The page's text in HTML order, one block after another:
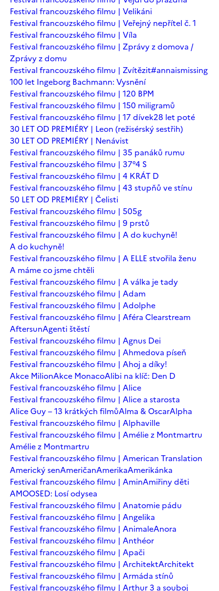
Festival francouzského filmu | Velikáni
Festival francouzského filmu | Veřejný nepřítel č. 1
Festival francouzského filmu | Víla
Festival francouzského filmu | Zprávy z domova /
Zprávy z domu
Festival francouzského filmu | Zvítězit#annaismissing
100 let Ingeborg Bachmann: Vysnění
Festival francouzského filmu | 120 BPM
Festival francouzského filmu | 150 miligramů
Festival francouzského filmu | 17 dívek28 let poté
30 LET OD PREMIÉRY | Leon (režisérský sestřih)
30 LET OD PREMIÉRY | Nenávist
Festival francouzského filmu | 35 panáků rumu
Festival francouzského filmu | 37°4 S
Festival francouzského filmu | 4 KRÁT D
Festival francouzského filmu | 43 stupňů ve stínu
50 LET OD PREMIÉRY | Čelisti
Festival francouzského filmu | 505g
Festival francouzského filmu | 9 prstů
Festival francouzského filmu | A do kuchyně!
A do kuchyně!
Festival francouzského filmu | A ELLE stvořila ženu
A máme co jsme chtěli
Festival francouzského filmu | A válka je tady
Festival francouzského filmu | Adam
Festival francouzského filmu | Adolphe
Festival francouzského filmu | Aféra Clearstream
AftersunAgenti štěstí
Festival francouzského filmu | Agnus Dei
Festival francouzského filmu | Ahmedova píseň
Festival francouzského filmu | Ahoj a díky!
Akce MilionAkce MonacoAlibi na klíč: Den D
Festival francouzského filmu | Alice
Festival francouzského filmu | Alice a starosta
Alice Guy – 13 krátkých filmůAlma & OscarAlpha
Festival francouzského filmu | Alphaville
Festival francouzského filmu | Amélie z Montmartru
Amélie z Montmartru
Festival francouzského filmu | American Translation
Americký senAmeričanAmerikaAmerikánka
Festival francouzského filmu | AminAmiřiny děti
AMOOSED: Losí odysea
Festival francouzského filmu | Anatomie pádu
Festival francouzského filmu | Angelika
Festival francouzského filmu | AnimaleAnora
Festival francouzského filmu | Anthéor
Festival francouzského filmu | Apači
Festival francouzského filmu | ArchitektArchitekt
Festival francouzského filmu | Armáda stínů
Festival francouzského filmu | Arthur 3 a souboj